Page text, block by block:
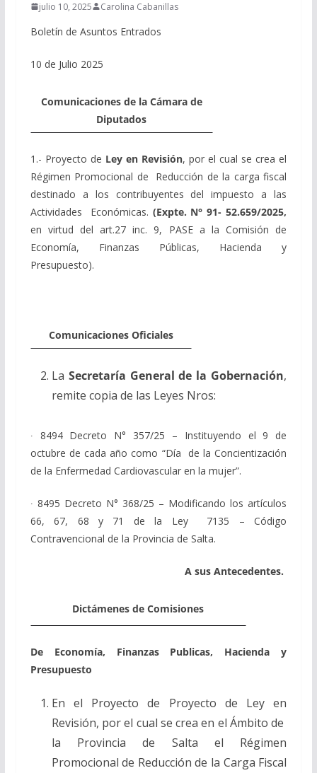
julio 10, 2025 Carolina Cabanillas
Boletín de Asuntos Entrados
10 de Julio 2025
Comunicaciones de la Cámara de
Diputados
1.- Proyecto de Ley en Revisión, por el cual se crea el
Régimen Promocional de Reducción de la carga fiscal
destinado a los contribuyentes del impuesto a las
Actividades Económicas. (Expte. N° 91- 52.659/2025,
en virtud del art.27 inc. 9, PASE a la Comisión de
Economía, Finanzas Públicas, Hacienda y
Presupuesto).
Comunicaciones Oficiales
La Secretaría General de la Gobernación,
remite copia de las Leyes Nros:
∙ 8494 Decreto N° 357/25 – Instituyendo el 9 de
octubre de cada año como “Día de la Concientización
de la Enfermedad Cardiovascular en la mujer”.
∙ 8495 Decreto N° 368/25 – Modificando los artículos
66, 67, 68 y 71 de la Ley 7135 – Código
Contravencional de la Provincia de Salta.
A sus Antecedentes.
Dictámenes de Comisiones
De Economía, Finanzas Publicas, Hacienda y
Presupuesto
En el Proyecto de Proyecto de Ley en
Revisión, por el cual se crea en el Ámbito de
la Provincia de Salta el Régimen
Promocional de Reducción de la Carga Fiscal